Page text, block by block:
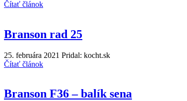
Čítať článok
Branson rad 25
25. februára 2021 Pridal: kocht.sk
Čítať článok
Branson F36 – balík sena